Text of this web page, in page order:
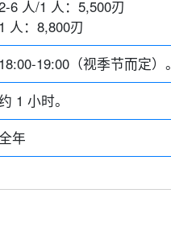
6 人/1 人： 5,500刃
1 人： 8,800刃
18:00-19:00（视季节而定）。
1 小时。
年